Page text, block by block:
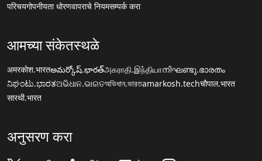
परिचयगोपनीयता धोरणवापराचे नियमसम्पर्क करा
आमच्या संकेतस्थळे
अमरकोश.भारतఅమర్కోష్.భారత్அகராதி.இந்தியாനിഘണ്ടു.ഭാരതം
ನಿಘಂಟು.ಭಾರತଅଭିଧାନ.ଭାରତঅভিধান.ভারতamarkosh.techचौपाल.भारत
सारथी.भारत
अनुसरण करा